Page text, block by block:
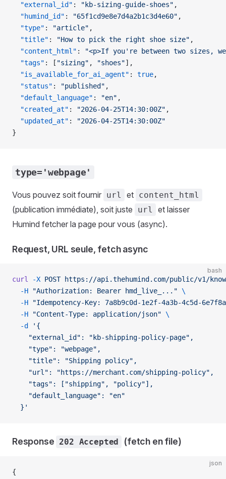
  "external_id"
: "kb-sizing-guide-shoes" ,
  "humind_id"
: "65f1cd9e8e7d4a2b1c3d4e60" ,
  "type"
: "article" ,
  "title"
: "How to pick the right shoe size" ,
  "content_html"
:
"<p>If you're between two sizes,
  "tags"
: [ "sizing" , "shoes"],
  "is_available_for_ai_agent"
: true,
  "status"
: "published" ,
  "default_language"
: "en" ,
  "created_at"
: "2026-04-25T14:30:00Z" ,
  "updated_at"
:
"2026-04-25T14:30:00Z"
}
type='webpage'
Vous pouvez soit fournir url et content_html
(publication immédiate), soit juste url
et laisser
Humind fetcher la page pour vous (async).
Request, URL seule, fetch async
bash
curl -X POST https://api.thehumind.com/public/v1/
  -H
"Authorization: Bearer hmd_live_..." \
  -H
"Idempotency-Key: 7a8b9c0d-1e2f-4a3b-4c5d-
  -H
"Content-Type: application/json" \
  -d
'{
    "external_id": "kb-shipping-policy-page",
    "type": "webpage",
    "title": "Shipping policy",
    "url": "https://merchant.com/shipping-policy",
    "tags": ["shipping", "policy"],
    "default_language": "en"
  }'
Response 202 Accepted (fetch en file)
json
{